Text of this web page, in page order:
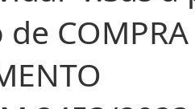
COMPRA